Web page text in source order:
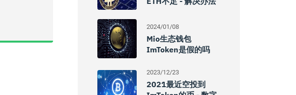
2024/01/08
Mio生态钱包
ImToken是假的吗
2023/12/23
2021最近空投到